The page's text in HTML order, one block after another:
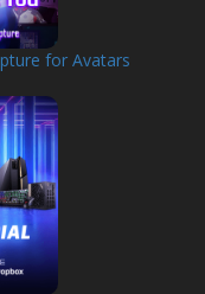
for Avatars